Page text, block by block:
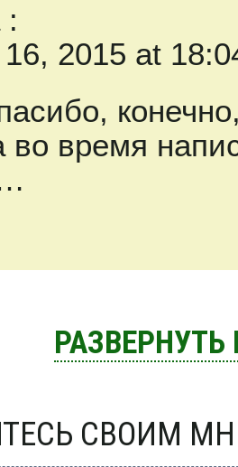
:
2015 at
время
СВОИМ